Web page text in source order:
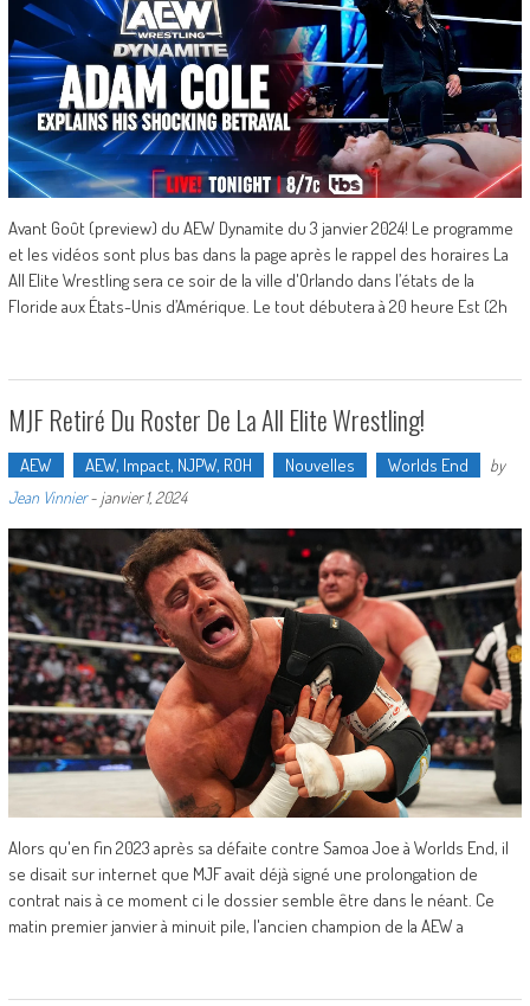
Avant Goût (preview) du AEW Dynamite du 3 janvier 2024! Le programme
et les vidéos sont plus bas dans la page après le rappel des horaires La
All Elite Wrestling sera ce soir de la ville d'Orlando dans l’états de la
Floride aux États-Unis d’Amérique. Le tout débutera à 20 heure Est (2h
MJF Retiré Du Roster De La All Elite Wrestling!
AEW AEW, Impact, NJPW, ROH Nouvelles Worlds End
by
Jean Vinnier- janvier 1, 2024
Alors qu'en fin 2023 après sa défaite contre Samoa Joe à Worlds End, il
se disait sur internet que MJF avait déjà signé une prolongation de
contrat nais à ce moment ci le dossier semble être dans le néant. Ce
matin premier janvier à minuit pile, l'ancien champion de la AEW a